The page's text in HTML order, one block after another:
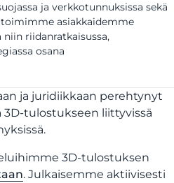
ja verkkotunnuksissa sekä
asiakkaidemme
riidanratkaisussa,
osana
ja juridiikkaan perehtynyt
tulostukseen liittyvissä
3D-tulostuksen
. Julkaisemme aktiivisesti